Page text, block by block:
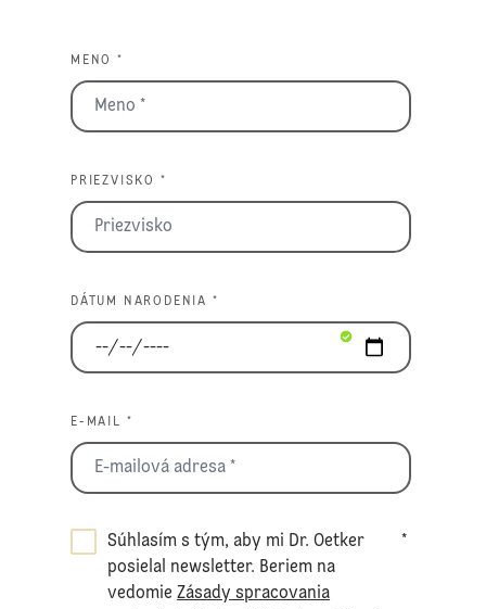
MENO *
PRIEZVISKO *
DÁTUM NARODENIA *
E-MAIL *
Súhlasím s tým, aby mi Dr. Oetker
posielal newsletter. Beriem na
vedomieZásady spracovania
*